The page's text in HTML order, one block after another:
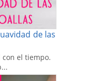
de las
con el tiempo.